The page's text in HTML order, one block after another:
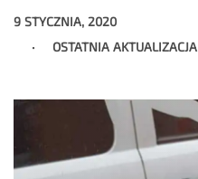
9 STYCZNIA, 2020
OSTATNIA AKTUALIZACJA